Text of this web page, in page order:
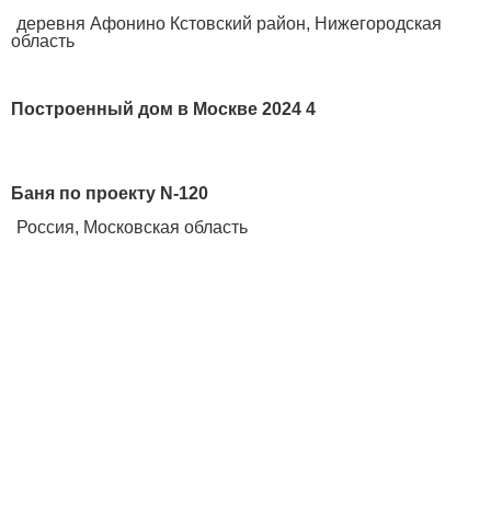
деревня Афонино Кстовский район, Нижегородская
область
Построенный дом в Москве 2024 4
Баня по проекту N-120
Россия, Московская область